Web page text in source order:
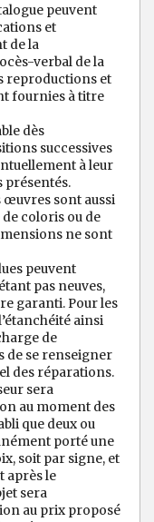
peuvent
et
de la
verbal de la
reproductions et
fournies à titre
dès
successives
à leur
présentés.
œuvres sont aussi
coloris ou de
ne sont
peuvent
pas neuves,
garanti. Pour les
ainsi
de
de se renseigner
des réparations.
sera
au moment des
que deux ou
porté une
soit par signe, et
après le
sera
au prix proposé